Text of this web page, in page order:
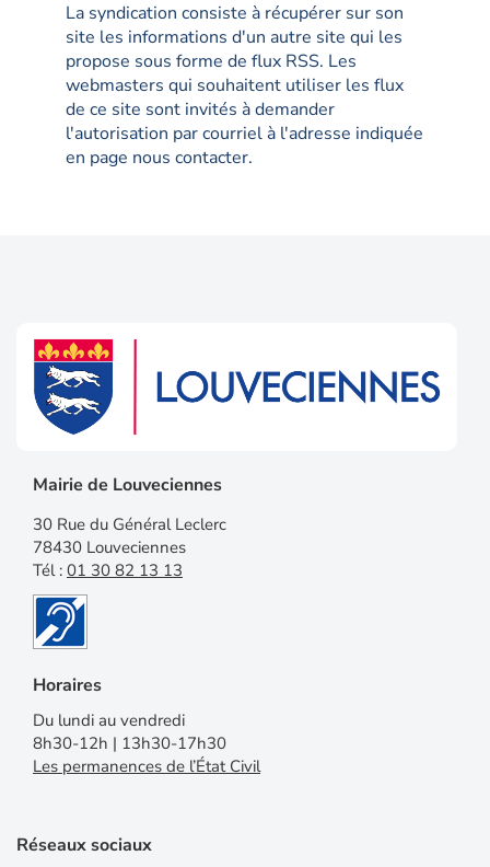
La syndication consiste à récupérer sur son
site les informations d'un autre site qui les
propose sous forme de flux RSS. Les
webmasters qui souhaitent utiliser les flux
de ce site sont invités à demander
l'autorisation par courriel à l'adresse indiquée
en page nous contacter.
Mairie de Louveciennes
30 Rue du Général Leclerc
78430 Louveciennes
Tél : 01 30 82 13 13
Horaires
Du lundi au vendredi
8h30-12h | 13h30-17h30
Les permanences de l’État Civil
Réseaux sociaux